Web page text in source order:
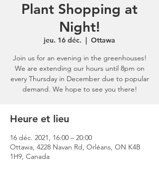
Plant Shopping at
Night!
jeu. 16 déc.
Ottawa
Join us for an evening in the greenhouses!
We are extending our hours until 8pm on
every Thursday in December due to popular
demand. We hope to see you there!
Heure et lieu
16 déc. 2021, 16:00 – 20:00
Ottawa, 4228 Navan Rd, Orléans, ON K4B
1H9, Canada